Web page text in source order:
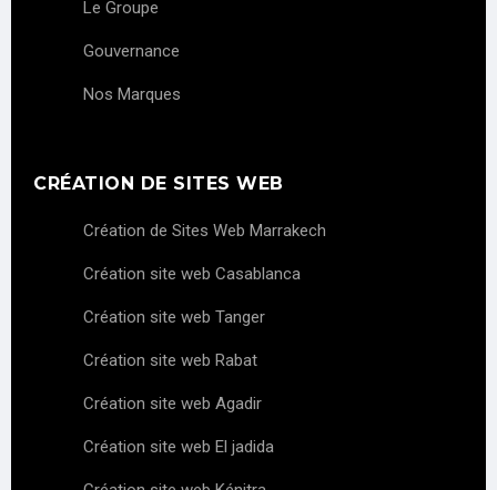
Le Groupe
Gouvernance
Nos Marques
CRÉATION DE SITES WEB
Création de Sites Web Marrakech
Création site web Casablanca
Création site web Tanger
Création site web Rabat
Création site web Agadir
Création site web El jadida